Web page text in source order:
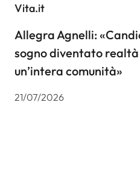
Vita.it
Allegra Agnelli:
sogno diventato
un’intera comunità»
21/07/2026